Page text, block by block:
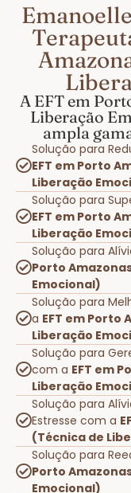
A EFT em
Liberação
ampla
Solução para
EFT em Porto
Liberação
Solução para
EFT em Porto
Liberação
Solução para
Porto
Emocional)
Solução para
a EFT em Porto
Liberação
Solução para
com a EFT em
Liberação
Solução para
Estresse com a
(Técnica de
Solução para
Porto
Emocional)